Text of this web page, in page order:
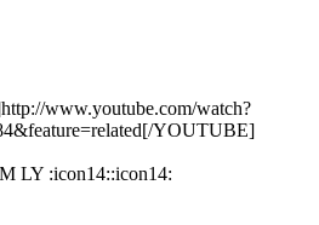
www.youtube.com/watch?
YOUTUBE]
LY :icon14::icon14:​